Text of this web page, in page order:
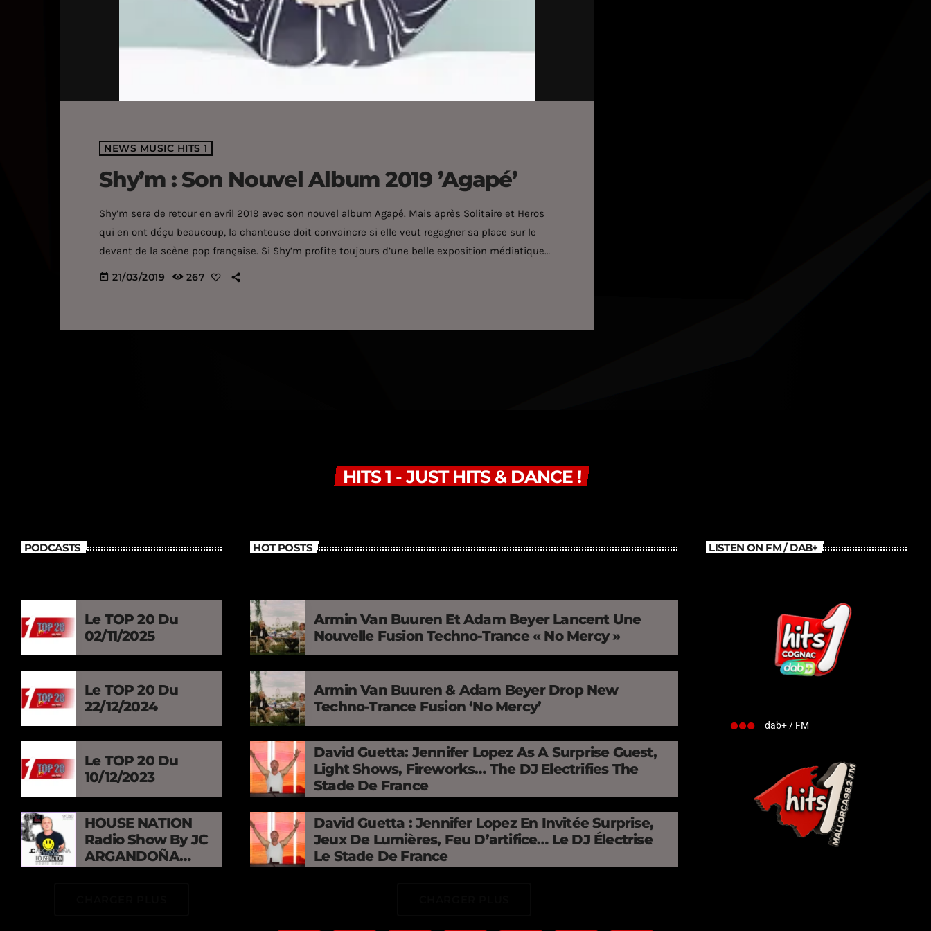
NEWS MUSIC HITS 1
Shy’m : Son Nouvel Album 2019 ’Agapé’
Shy’m sera de retour en avril 2019 avec son nouvel album Agapé. Mais après Solitaire et Heros
qui en ont déçu beaucoup, la chanteuse doit convaincre si elle veut regagner sa place sur le
devant de la scène pop française. Si Shy’m profite toujours d’une belle exposition médiatique
grâce à son rôle de jurée dans l’émission Danse avec les Stars, sa carrière musicale n’en est
today 21/03/2019 267
HITS 1 - JUST HITS & DANCE !
PODCASTS
Le TOP 20 Du
02/11/2025
Le TOP 20 Du
22/12/2024
Le TOP 20 Du
10/12/2023
HOUSE NATION
Radio Show By JC
ARGANDOÑA
Episode 274
HOT POSTS
Armin Van Buuren Et Adam Beyer Lancent Une
Nouvelle Fusion Techno-Trance « No Mercy »
Armin Van Buuren & Adam Beyer Drop New
Techno-Trance Fusion ‘No Mercy’
David Guetta: Jennifer Lopez As A Surprise Guest,
Light Shows, Fireworks… The DJ Electrifies The
Stade De France
David Guetta : Jennifer Lopez En Invitée Surprise,
Jeux De Lumières, Feu D’artifice… Le DJ Électrise
Le Stade De France
LISTEN ON FM / DAB+
dab+ / FM